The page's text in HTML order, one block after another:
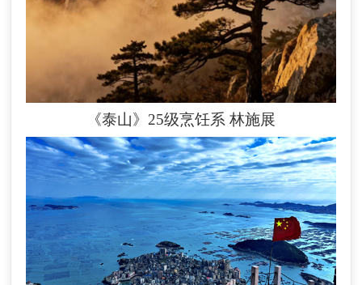
《泰山》25级烹饪系 林施展